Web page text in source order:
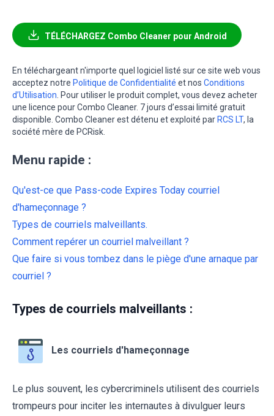
TÉLÉCHARGEZ Combo Cleaner pour Android
En téléchargeant n'importe quel logiciel listé sur ce site web vous
acceptez notre Politique de Confidentialité et nos Conditions
d’Utilisation . Pour utiliser le produit complet, vous devez acheter
une licence pour Combo Cleaner. 7 jours d’essai limité gratuit
disponible. Combo Cleaner est détenu et exploité par RCS LT, la
société mère de PCRisk.
Menu rapide :
Qu'est-ce que Pass-code Expires Today courriel
d'hameçonnage ?
Types de courriels malveillants.
Comment repérer un courriel malveillant ?
Que faire si vous tombez dans le piège d'une arnaque par
courriel ?
Types de courriels malveillants :
Les courriels d'hameçonnage
Le plus souvent, les cybercriminels utilisent des courriels
trompeurs pour inciter les internautes à divulguer leurs